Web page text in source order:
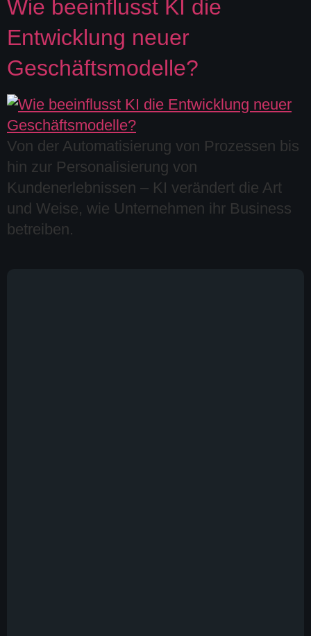
Wie beeinflusst KI die
Entwicklung neuer
Geschäftsmodelle?
Von der Automatisierung von Prozessen bis
hin zur Personalisierung von
Kundenerlebnissen – KI verändert die Art
und Weise, wie Unternehmen ihr Business
betreiben.